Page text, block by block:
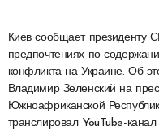
Киев сообщает президенту США Дональду Трампу о своих
предпочтениях по
конфликта на Украине. Об
Владимир Зеленский на
Южноафриканской
транслировал YouTube-